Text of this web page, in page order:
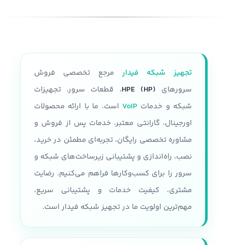
تجهیز شبکه فیدار مرجع تخصصی فروش
سرورهای HPE (HP)، قطعات سرور، تجهیزات
شبکه و خدمات VoIP است. ما با ارائه محصولات
اورجینال، گارانتی معتبر، خدمات پس از فروش و
مشاوره تخصصی رایگان، تجربه‌ای مطمئن در خرید،
نصب، راه‌اندازی و پشتیبانی زیرساخت‌های شبکه و
سرور را برای کسب‌وکارها فراهم می‌کنیم. رضایت
مشتری، کیفیت خدمات و پشتیبانی سریع،
مهم‌ترین اولویت ما در تجهیز شبکه فیدار است.